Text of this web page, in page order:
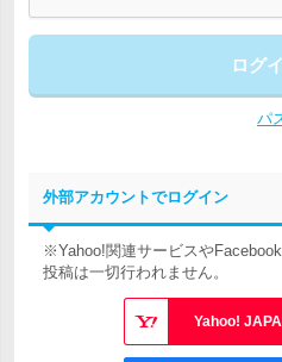
ログ
パ
外部アカウントでログイン
※Yahoo!関連サービスや
投稿は一切行われません。
Yahoo!